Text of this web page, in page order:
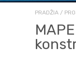
PRADŽIA